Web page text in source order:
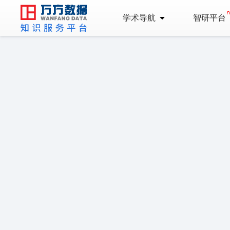
学术导航 智研平台